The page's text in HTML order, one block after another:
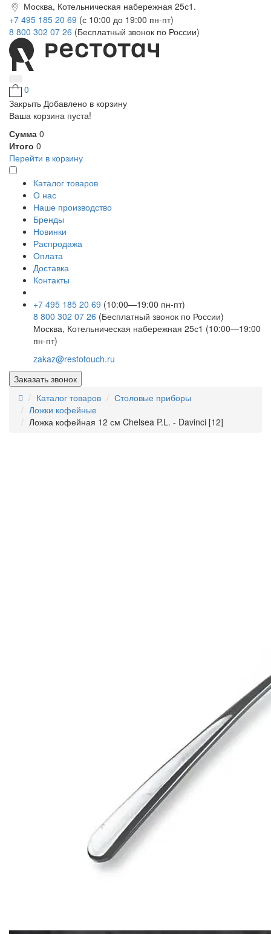
Москва, Котельническая набережная 25с1.
+7 495 185 20 69 (с 10:00 до 19:00 пн-пт)
8 800 302 07 26 (Бесплатный звонок по России)
0
Закрыть Добавлено в корзину
Ваша корзина пуста!
Сумма 0
Итого 0
Перейти в корзину
Каталог товаров
О нас
Наше производство
Бренды
Новинки
Распродажа
Оплата
Доставка
Контакты
+7 495 185 20 69 (10:00—19:00 пн-пт)
8 800 302 07 26 (Бесплатный звонок по России)
Москва, Котельническая набережная 25с1 (10:00—19:00
пн-пт)
zakaz@restotouch.ru
Заказать звонок
Каталог товаров
Столовые приборы
Ложки кофейные
Ложка кофейная 12 см Chelsea P.L. - Davinci [12]